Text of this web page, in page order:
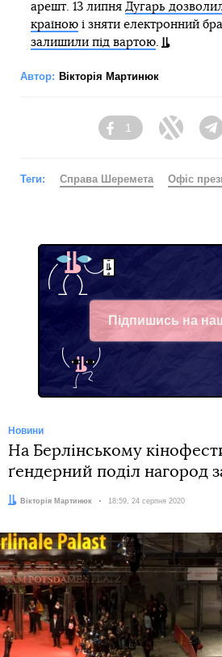
арешт. 13 липня Дугарь
країноюі зняти електронний
залишили під вартою.
Автор: Вікторія Мартинюк
Facebook
1
Twitter
Теги: Справа Шеремета Офіс
Підпишись на
Facebook
Новини
На Берлінському
ґендерний поділ нагород
Автор:Вікторія Мартинюк Дата:
18:59, 24 серпня 2020